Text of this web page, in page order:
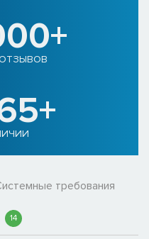
требования
14